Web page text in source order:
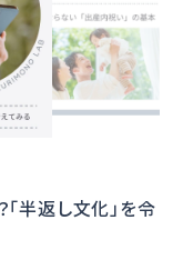
半返し文化」を令